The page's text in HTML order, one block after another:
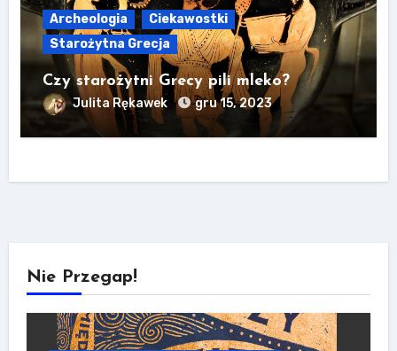
Archeologia
Ciekawostki
Starożytna Grecja
Czy starożytni Grecy pili mleko?
Julita Rękawek gru 15, 2023
Nie Przegap!